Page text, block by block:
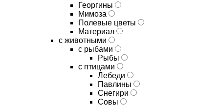
Георгины
Мимоза
Полевые цветы
Материал
с животными
с рыбами
Рыбы
с птицами
Лебеди
Павлины
Снегири
Совы